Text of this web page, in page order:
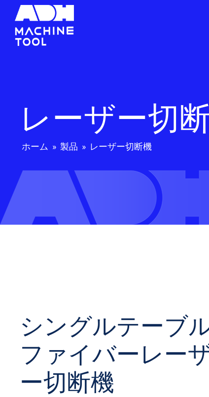
レーザー切
ホーム » 製品 » レーザー切断機
シングルテーブ
ファイバーレー
ー切断機